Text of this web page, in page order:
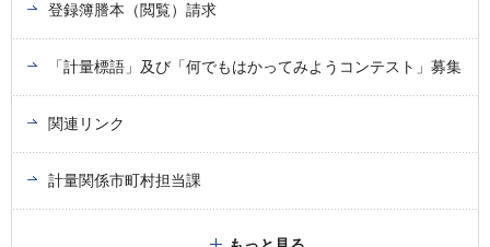
登録簿謄本（閲覧）請求
「計量標語」及び「何でもはかってみようコンテスト」募集
関連リンク
計量関係市町村担当課